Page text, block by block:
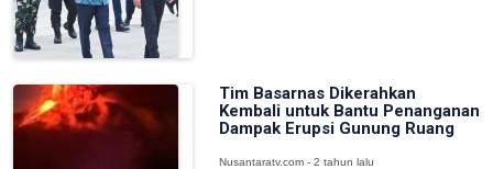
Tim Basarnas Dikerahkan
Kembali untuk Bantu Penanganan
Dampak Erupsi Gunung Ruang
Nusantaratv.com - 2 tahun lalu